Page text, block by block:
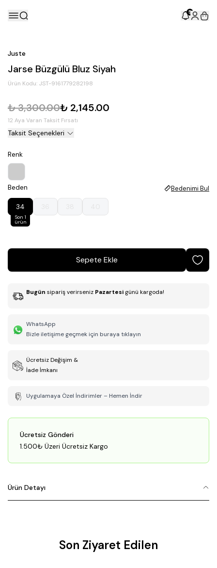
5
Juste
Jarse Büzgülü Bluz Siyah
Ürün Kodu: JST-9161779282198
₺ 3,300.00₺ 2,145.00
12 Aya Varan Taksit Fırsatı
Taksit Seçenekleri
Renk
Beden Bedenimi Bul
34
Son 1
ürün
Sepete Ekle
Bugün sipariş verirseniz Pazartesi günü kargoda!
WhatsApp
Bizle iletişime geçmek için buraya tıklayın
Ücretsiz Değişim &
İade İmkanı
Uygulamaya Özel İndirimler – Hemen İndir
Ücretsiz Gönderi
1.500₺ Üzeri Ücretsiz Kargo
Ürün Detayı
Son Ziyaret Edilen